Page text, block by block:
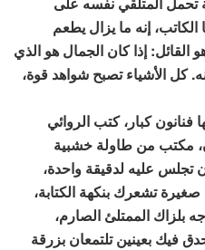
إنه ما يزال يطعم
القائل: إذا كان الجمال هو الذي
كل الأشياء تصبح شواهد قوة،
فنانون كبار، كتب الروائي
مكتب من طاولة خشبية
تجلس عليه لدقيقة واحدة،
تشعرك بنكهة الكتابة،
بلزاك الممتلئ الصارم،
فيك بعينين تلتمعان بزرقة